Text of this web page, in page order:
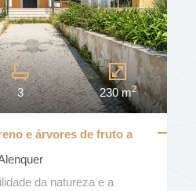
3 230 m2
e árvores de fruto a
da natureza e a